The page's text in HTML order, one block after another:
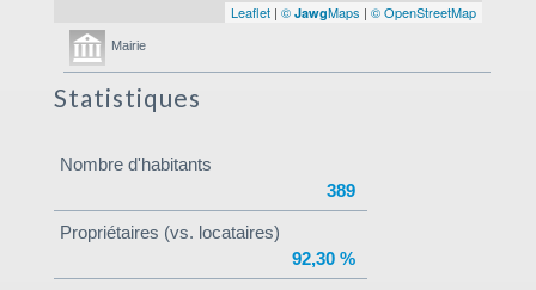
Leaflet | © JawgMaps | © OpenStreetMap
Mairie
Statistiques
Nombre d'habitants
389
Propriétaires (vs. locataires)
92,30 %